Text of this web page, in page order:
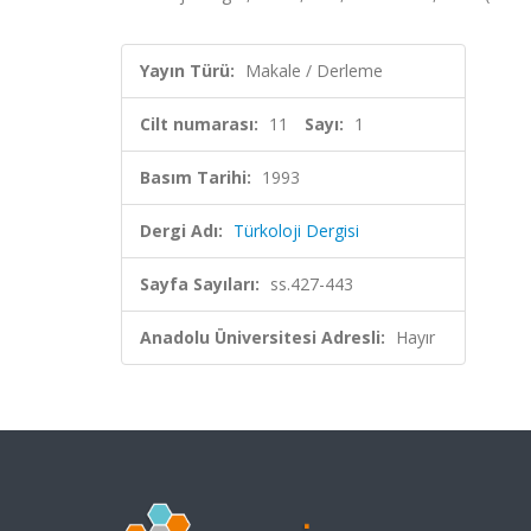
Yayın Türü: Makale / Derleme
Cilt numarası: 11 Sayı: 1
Basım Tarihi: 1993
Dergi Adı: Türkoloji Dergisi
Sayfa Sayıları: ss.427-443
Anadolu Üniversitesi Adresli: Hayır